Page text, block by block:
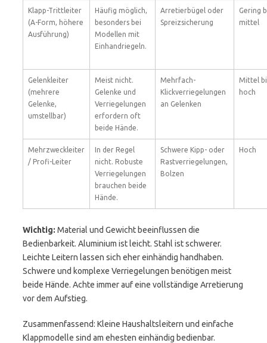
Klapp-Trittleiter
(A-Form, höhere
Ausführung)
Häufig möglich,
besonders bei
Modellen mit
Einhandriegeln.
Arretierbügel oder
Spreizsicherung
Gering
mittel
Gelenkleiter
(mehrere
Gelenke,
umstellbar)
Meist nicht.
Gelenke und
Verriegelungen
erfordern oft
beide Hände.
Mehrfach-
Klickverriegelungen
an Gelenken
Mittel
hoch
Mehrzweckleiter
/ Profi-Leiter
In der Regel
nicht. Robuste
Verriegelungen
brauchen beide
Hände.
Schwere Kipp- oder
Rastverriegelungen,
Bolzen
Hoch
Wichtig: Material und Gewicht beeinflussen die
Bedienbarkeit. Aluminium ist leicht. Stahl ist schwerer.
Leichte Leitern lassen sich eher einhändig handhaben.
Schwere und komplexe Verriegelungen benötigen meist
beide Hände. Achte immer auf eine vollständige Arretierung
vor dem Aufstieg.
Zusammenfassend: Kleine Haushaltsleitern und einfache
Klappmodelle sind am ehesten einhändig bedienbar.